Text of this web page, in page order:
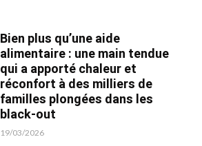
Bien plus qu’une aide
alimentaire : une main tendue
qui a apporté chaleur et
réconfort à des milliers de
familles plongées dans les
black-out
19/03/2026